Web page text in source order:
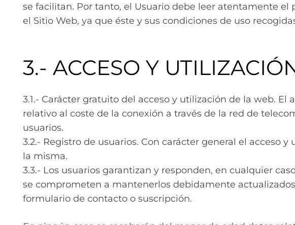
se facilitan. Por tanto, el Usuario debe leer atentamente
el Sitio Web, ya que éste y sus condiciones de uso
3.- ACCESO Y
3.1.- Carácter gratuito del acceso y utilización de la web.
relativo al coste de la conexión a través de la red de
usuarios.
3.2.- Registro de usuarios. Con carácter general el acceso
la misma.
3.3.- Los usuarios garantizan y responden, en cualquier
se comprometen a mantenerlos debidamente
formulario de contacto o suscripción.